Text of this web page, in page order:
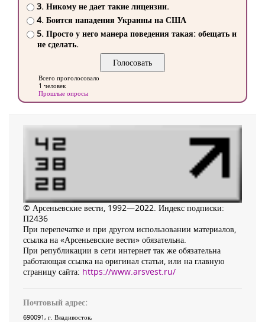
3. Никому не дает такие лицензии.
4. Боится нападения Украины на США
5. Просто у него манера поведения такая: обещать и
не сделать.
Всего проголосовало
1 человек
Прошлые опросы
© Арсеньевские вести, 1992—2022. Индекс подписки:
П2436
При перепечатке и при другом использовании материалов,
ссылка на «Арсеньевские вести» обязательна.
При републикации в сети интернет так же обязательна
работающая ссылка на оригинал статьи, или на главную
страницу сайта: https://www.arsvest.ru/
Почтовый адрес:
690091, г. Владивосток,